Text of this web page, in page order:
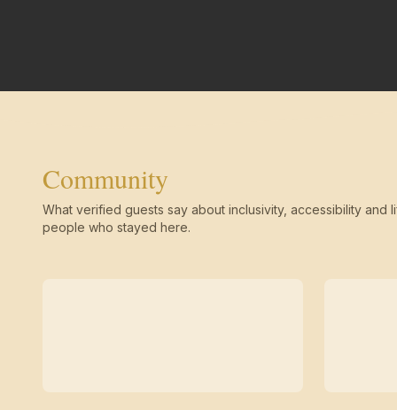
Community
What verified guests say about inclusivity, accessibility and
people who stayed here.